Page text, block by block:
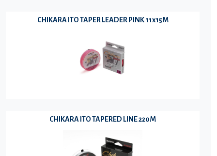
CHIKARA ITO TAPER LEADER PINK 11x15M
CHIKARA ITO TAPERED LINE 220M